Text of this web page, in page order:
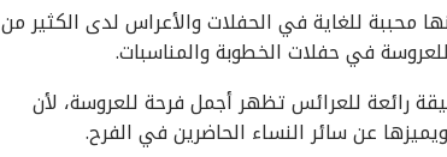
محببة للغاية في الحفلات والأعراس لدى الكثير من
في حفلات الخطوبة والمناسبات.
رائعة للعرائس تظهر أجمل فرحة للعروسة، لأن
عن سائر النساء الحاضرين في الفرح.